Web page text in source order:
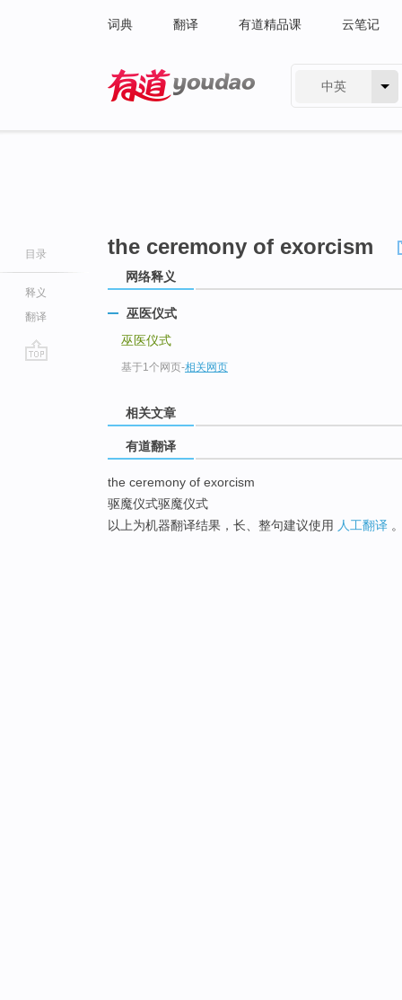
词典 翻译 有道精品课 云笔记
中英
目录
释义
翻译
the ceremony of exorcism
网络释义
巫医仪式
巫医仪式
基于1个网页-相关网页
相关文章
有道翻译
the ceremony of exorcism
驱魔仪式驱魔仪式
以上为机器翻译结果，长、整句建议使用 人工翻译